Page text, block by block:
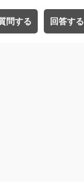
問する 回答する